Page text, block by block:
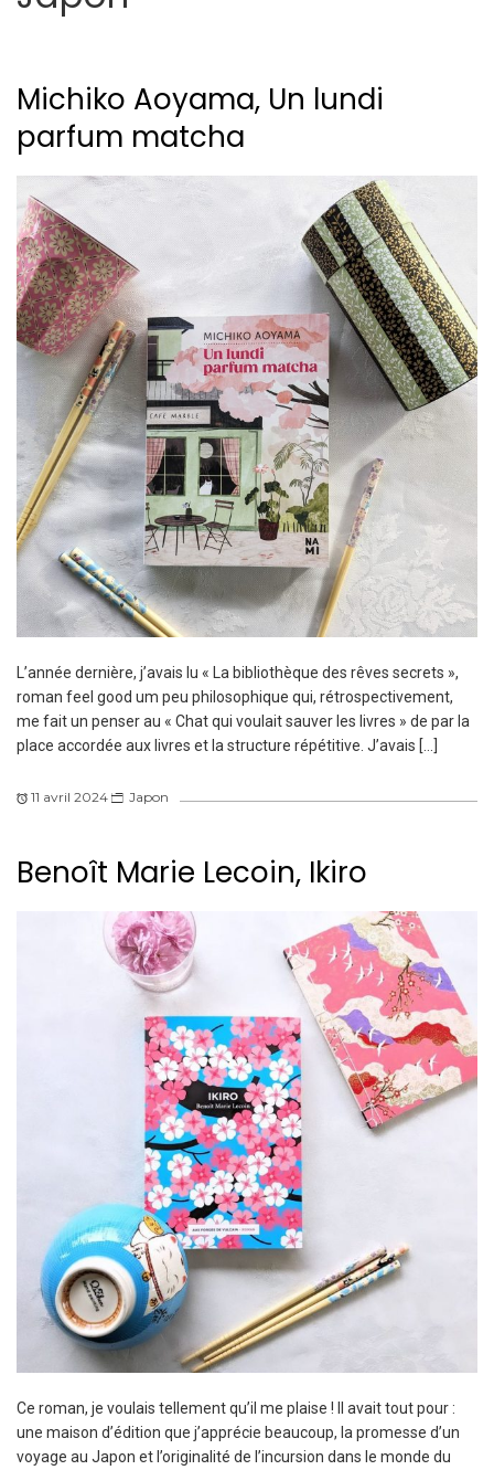
Michiko Aoyama, Un lundi
parfum matcha
L’année dernière, j’avais lu « La bibliothèque des rêves secrets »,
roman feel good um peu philosophique qui, rétrospectivement,
me fait un penser au « Chat qui voulait sauver les livres » de par la
place accordée aux livres et la structure répétitive. J’avais […]
11 avril 2024 Japon
Benoît Marie Lecoin, Ikiro
Ce roman, je voulais tellement qu’il me plaise ! Il avait tout pour :
une maison d’édition que j’apprécie beaucoup, la promesse d’un
voyage au Japon et l’originalité de l’incursion dans le monde du